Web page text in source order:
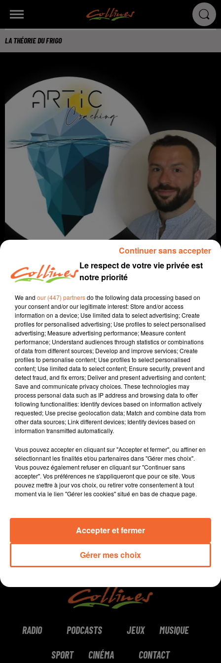
LA THÉORIE DU FRIGO
coaching
2 septembre 2025 - 10 min 19 sec
LA THÉORIE DU FRIGO
David Puaud
La voie(x) d'Alban
Alban fait sa rentrée sur COLLINES !!
Alban nous donne des conseils et nous amène son
d'Artic Coaching à Bressuire.
0:00 10 min 19 sec
RADIO PODCASTS JEUX MUSIQUE
SPORT CINÉMA CONTACT
Le respect de votre vie privée est
notre priorité
We and our (447) partnersdo the following data processing based on
your consent and/or our legitimate interest: Store and/or access
information on a device; Use limited data to select advertising; Create
profiles for personalised advertising; Use profiles to select personalised
advertising; Measure advertising performance; Measure content
performance; Understand audiences through statistics or combinations
of data from different sources; Develop and improve services; Create
profiles to personalise content; Use profiles to select personalised
content; Use limited data to select content; Ensure security, prevent and
detect fraud, and fix errors; Deliver and present advertising and content;
Save and communicate privacy choices. These technologies may
process personal data such as IP address and browsing data to offer
following functionalities: Identify devices based on information actively
requested; Use precise geolocation data; Match and combine data from
other data sources; Link different devices; Identify devices based on
information transmitted automatically.
Vous pouvez accepter en cliquant sur "Accepter et fermer", ou affiner en
sélectionnant les finalités et/ou partenaires dans "Gérer mes choix".
Vous pouvez également refuser en cliquant sur "Continuer sans
accepter". Vos préférences ne s'appliqueront que pour ce site. Vous
pouvez mettre à jour vos choix, ou retirer votre consentement à tout
moment via le lien "Gérer les cookies" situé en bas de chaque page.
Gérer mes choix
Accepter et fermer
Continuer sans accepter